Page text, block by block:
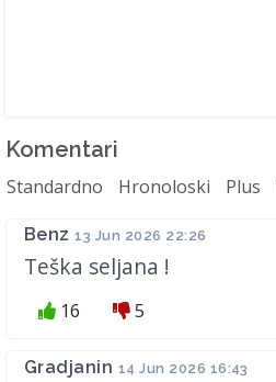
Komentari
Standardno Hronoloski Plus
Benz13 Jun 2026 22:26
Teška seljana !
16 5
Gradjanin 14 Jun 2026 16:43